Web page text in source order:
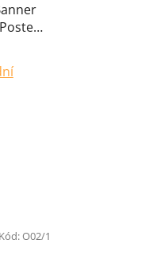
Kód:O02/1